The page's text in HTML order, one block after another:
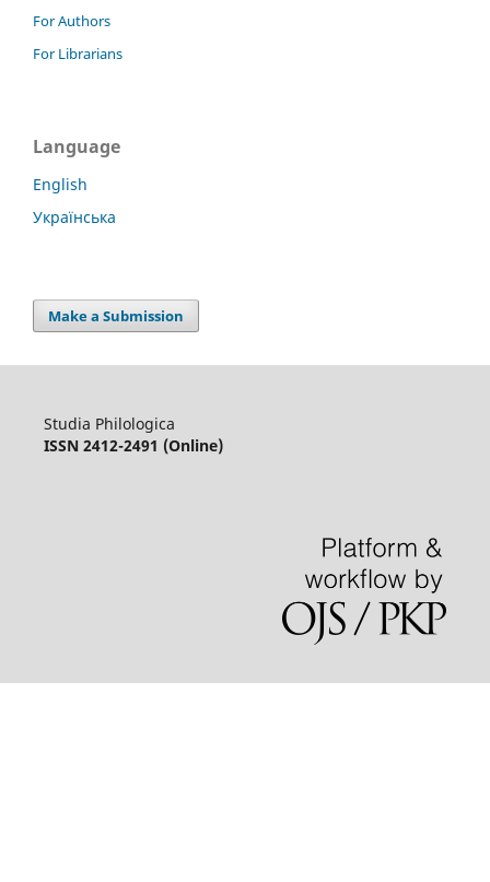
For Authors
For Librarians
Language
English
Українська
Make a Submission
Studia Philologica
ISSN 2412-2491 (Online)